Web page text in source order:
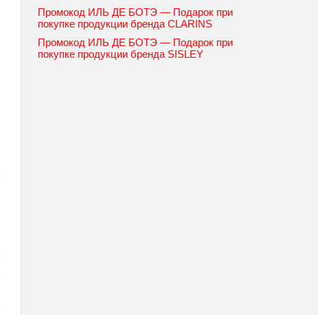
Промокод ИЛЬ ДЕ БОТЭ — Подарок при
покупке продукции бренда CLARINS
Промокод ИЛЬ ДЕ БОТЭ — Подарок при
покупке продукции бренда SISLEY